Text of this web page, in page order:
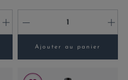
+ - +
Ajouter au panier